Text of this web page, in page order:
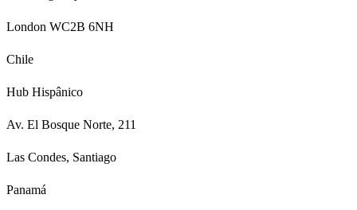
London WC2B 6NH
Chile
Hub Hispânico
Av. El Bosque Norte, 211
Las Condes, Santiago
Panamá